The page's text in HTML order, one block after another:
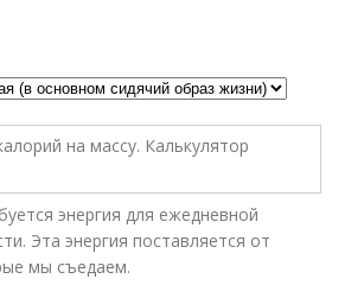
энергия для ежедневной
Эта энергия поставляется от
мы съедаем.